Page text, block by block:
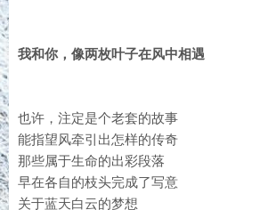
我和你，像两枚叶子在风中相遇
也许，注定是个老套的故事
能指望风牵引出怎样的传奇
那些属于生命的出彩段落
早在各自的枝头完成了写意
关于蓝天白云的梦想